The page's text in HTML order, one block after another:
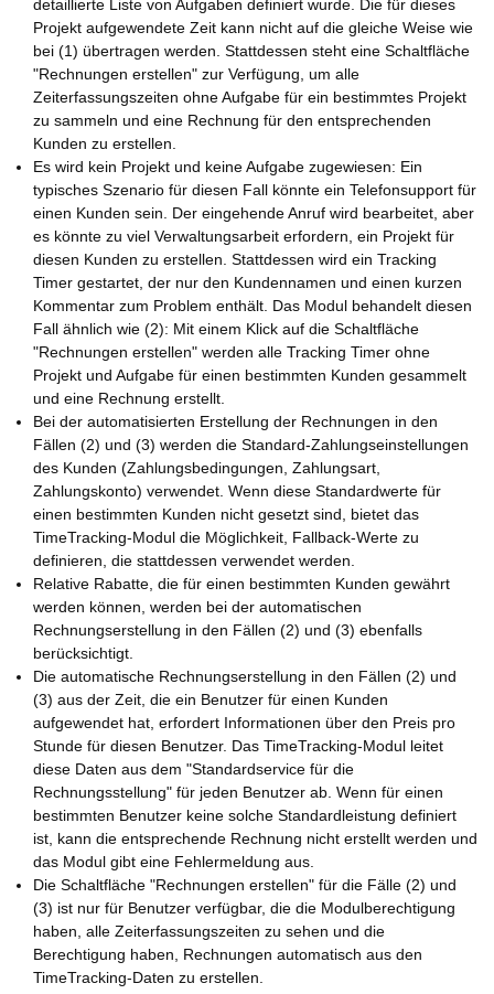
detaillierte Liste von Aufgaben definiert wurde. Die für dieses
Projekt aufgewendete Zeit kann nicht auf die gleiche Weise wie
bei (1) übertragen werden. Stattdessen steht eine Schaltfläche
"Rechnungen erstellen" zur Verfügung, um alle
Zeiterfassungszeiten ohne Aufgabe für ein bestimmtes Projekt
zu sammeln und eine Rechnung für den entsprechenden
Kunden zu erstellen.
Es wird kein Projekt und keine Aufgabe zugewiesen: Ein
typisches Szenario für diesen Fall könnte ein Telefonsupport für
einen Kunden sein. Der eingehende Anruf wird bearbeitet, aber
es könnte zu viel Verwaltungsarbeit erfordern, ein Projekt für
diesen Kunden zu erstellen. Stattdessen wird ein Tracking
Timer gestartet, der nur den Kundennamen und einen kurzen
Kommentar zum Problem enthält. Das Modul behandelt diesen
Fall ähnlich wie (2): Mit einem Klick auf die Schaltfläche
"Rechnungen erstellen" werden alle Tracking Timer ohne
Projekt und Aufgabe für einen bestimmten Kunden gesammelt
und eine Rechnung erstellt.
Bei der automatisierten Erstellung der Rechnungen in den
Fällen (2) und (3) werden die Standard-Zahlungseinstellungen
des Kunden (Zahlungsbedingungen, Zahlungsart,
Zahlungskonto) verwendet. Wenn diese Standardwerte für
einen bestimmten Kunden nicht gesetzt sind, bietet das
TimeTracking-Modul die Möglichkeit, Fallback-Werte zu
definieren, die stattdessen verwendet werden.
Relative Rabatte, die für einen bestimmten Kunden gewährt
werden können, werden bei der automatischen
Rechnungserstellung in den Fällen (2) und (3) ebenfalls
berücksichtigt.
Die automatische Rechnungserstellung in den Fällen (2) und
(3) aus der Zeit, die ein Benutzer für einen Kunden
aufgewendet hat, erfordert Informationen über den Preis pro
Stunde für diesen Benutzer. Das TimeTracking-Modul leitet
diese Daten aus dem "Standardservice für die
Rechnungsstellung" für jeden Benutzer ab. Wenn für einen
bestimmten Benutzer keine solche Standardleistung definiert
ist, kann die entsprechende Rechnung nicht erstellt werden und
das Modul gibt eine Fehlermeldung aus.
Die Schaltfläche "Rechnungen erstellen" für die Fälle (2) und
(3) ist nur für Benutzer verfügbar, die die Modulberechtigung
haben, alle Zeiterfassungszeiten zu sehen und die
Berechtigung haben, Rechnungen automatisch aus den
TimeTracking-Daten zu erstellen.